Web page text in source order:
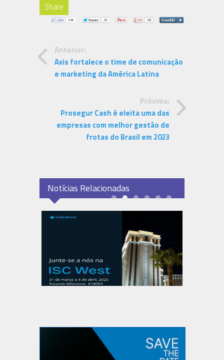
Share
Anterior:
Axis fortalece o time de comunicação
e marketing da América Latina
Próxima:
Prosegur Cash é eleita uma das
empresas com melhor gestão de
frotas do Brasil em 2023
Notícias Relacionadas